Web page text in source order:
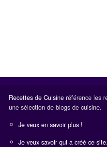
Recettes de Cuisine référence les
une sélection de blogs de cuisine.
Je veux en savoir plus !
Je veux savoir qui a créé ce site.